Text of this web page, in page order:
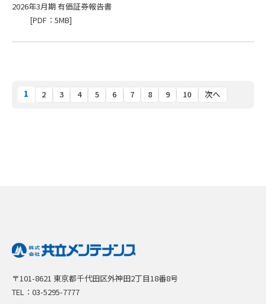
2026年3月期 有価証券報告書
[PDF：5MB]
1 2 3 4 5 6 7 8 9 10 次へ
〒101-8621 東京都千代田区外神田2丁目18番8号
TEL：03-5295-7777